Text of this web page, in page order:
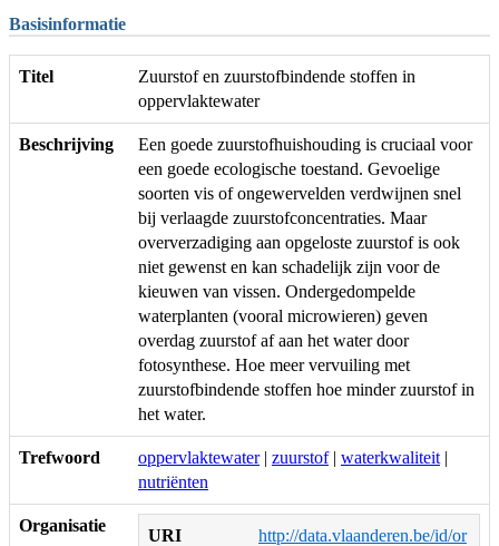
Basisinformatie
Titel
Zuurstof en zuurstofbindende stoffen in
oppervlaktewater
Beschrijving
Een goede zuurstofhuishouding is cruciaal voor
een goede ecologische toestand. Gevoelige
soorten vis of ongewervelden verdwijnen snel
bij verlaagde zuurstofconcentraties. Maar
oververzadiging aan opgeloste zuurstof is ook
niet gewenst en kan schadelijk zijn voor de
kieuwen van vissen. Ondergedompelde
waterplanten (vooral microwieren) geven
overdag zuurstof af aan het water door
fotosynthese. Hoe meer vervuiling met
zuurstofbindende stoffen hoe minder zuurstof in
het water.
Trefwoord oppervlaktewater| zuurstof| waterkwaliteit |
nutriënten
Organisatie
URI
http://data.vlaanderen.be/id/or